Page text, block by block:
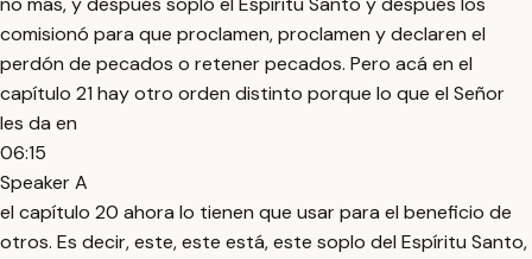
comisionó para que proclamen, proclamen y declaren el
perdón de pecados o retener pecados. Pero acá en el
capítulo 21 hay otro orden distinto porque lo que el Señor
les da en
06:15
Speaker A
el capítulo 20 ahora lo tienen que usar para el beneficio de
otros. Es decir, este, este está, este soplo del Espíritu Santo,